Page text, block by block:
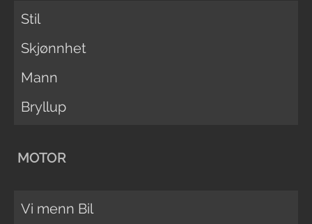
Stil
Skjønnhet
Mann
Bryllup
MOTOR
Vi menn Bil